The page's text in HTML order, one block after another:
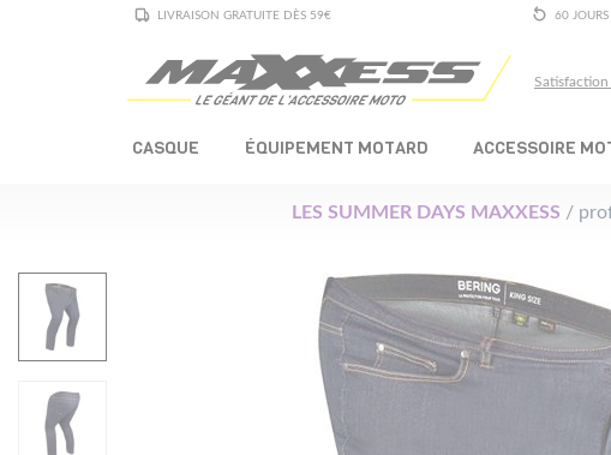
LIVRAISON GRATUITE DÈS 59€ 60
CASQUE ÉQUIPEMENT MOTARD ACCESSOIRE
LES SUMMER DAYS MAXXESS /